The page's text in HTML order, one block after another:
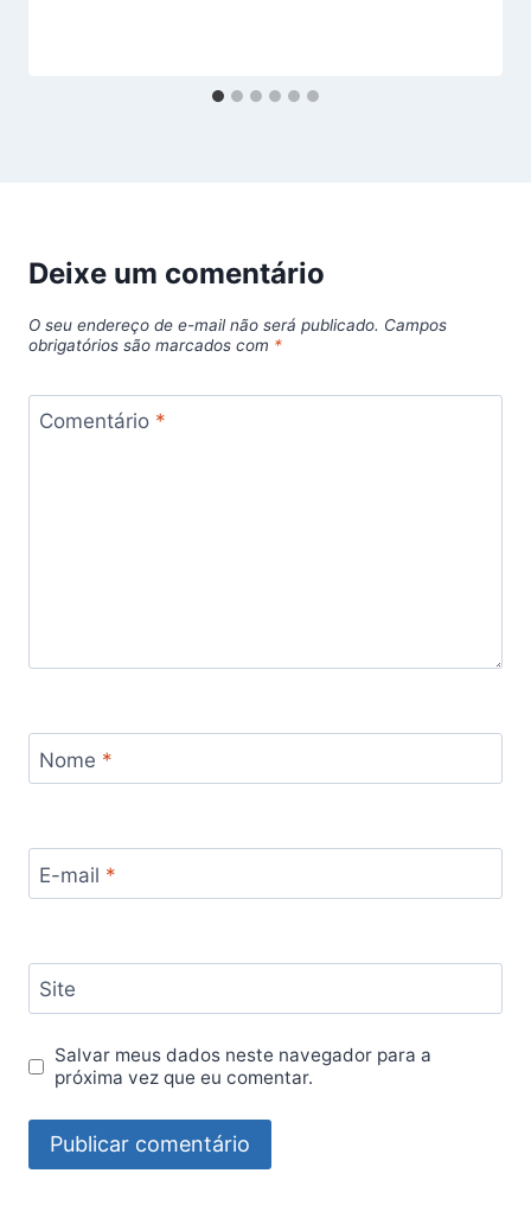
Deixe um comentário
O seu endereço de e-mail não será publicado. Campos
obrigatórios são marcados com *
Comentário *
Nome *
E-mail *
Site
Salvar meus dados neste navegador para a
próxima vez que eu comentar.